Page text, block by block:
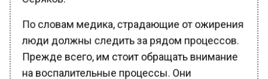
По словам медика, страдающие от ожирения
люди должны следить за рядом процессов.
Прежде всего, им стоит обращать внимание
на воспалительные процессы. Они